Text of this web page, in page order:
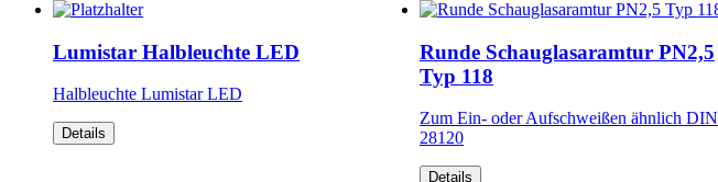
Lumistar Halbleuchte LED
Halbleuchte Lumistar LED
Details
Runde Schauglasaramtur PN2,5
Typ 118
Zum Ein- oder Aufschweißen ähnlich DIN
28120
Details